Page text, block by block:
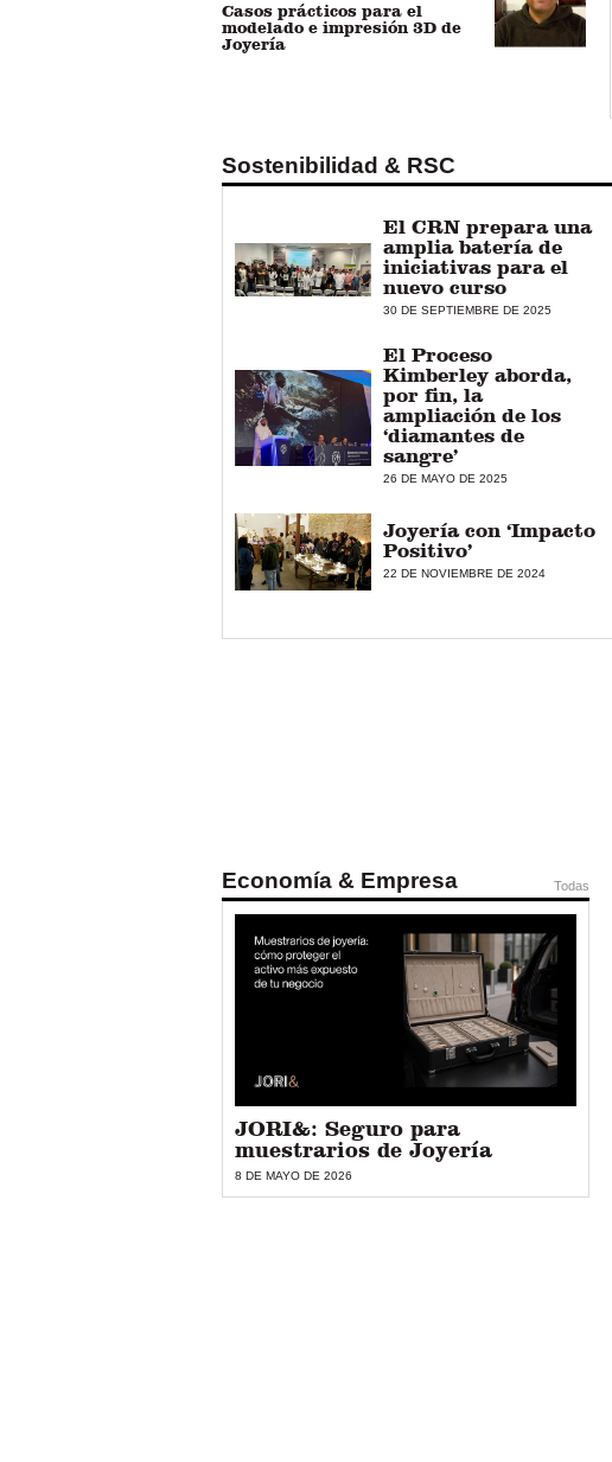
Casos prácticos para el
modelado e impresión 3D de
Joyería
Sostenibilidad & RSC
El CRN prepara una
amplia batería de
iniciativas para el
nuevo curso
30 DE SEPTIEMBRE DE 2025
El Proceso
Kimberley aborda,
por fin, la
ampliación de los
‘diamantes de
sangre’
26 DE MAYO DE 2025
Joyería con ‘Impacto
Positivo’
22 DE NOVIEMBRE DE 2024
Economía & Empresa Todas
JORI&: Seguro para
muestrarios de Joyería
8 DE MAYO DE 2026